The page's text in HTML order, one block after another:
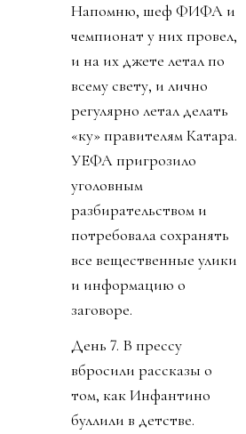
Напомню, шеф ФИФА и
чемпионат у них провел,
и на их джете летал по
всему свету, и лично
регулярно летал делать
«ку» правителям Катара.
УЕФА пригрозило
уголовным
разбирательством и
потребовала сохранять
все вещественные улики
и информацию о
заговоре.
День 7. В прессу
вбросили рассказы о
том, как Инфантино
буллили в детстве.